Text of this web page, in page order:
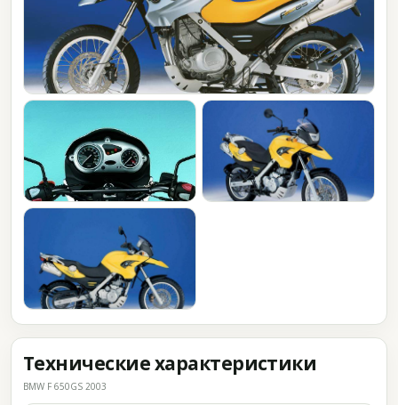
Технические характеристики
BMW F 650GS 2003